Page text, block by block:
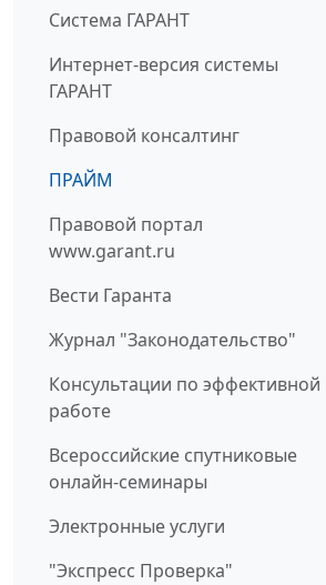
Система ГАРАНТ
Интернет-версия системы
ГАРАНТ
Правовой консалтинг
ПРАЙМ
Правовой портал
www.garant.ru
Вести Гаранта
Журнал "Законодательство"
Консультации по эффективной
работе
Всероссийские спутниковые
онлайн-семинары
Электронные услуги
"Экспресс Проверка"